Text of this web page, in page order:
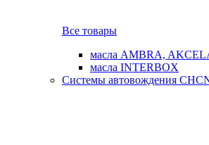
Все товары
масла AMBRA,
масла INTERBOX
Системы автовождения